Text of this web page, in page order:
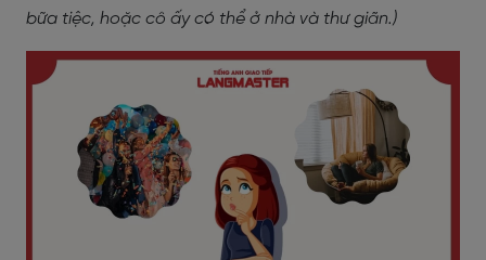
bữa tiệc, hoặc cô ấy có thể ở nhà và thư giãn.)